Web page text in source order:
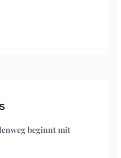
beginnt mit